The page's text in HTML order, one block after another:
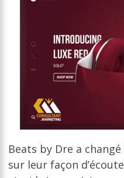
Beats by Dre a
sur leur façon